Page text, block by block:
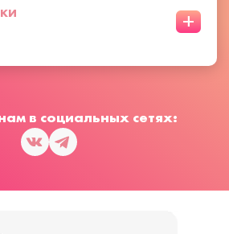
+
в социальных сетях: